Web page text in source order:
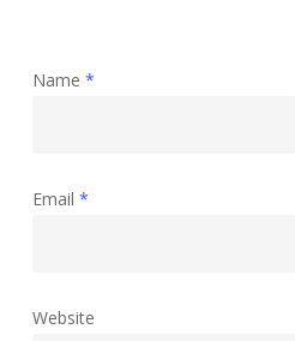
Name *
Email *
Website